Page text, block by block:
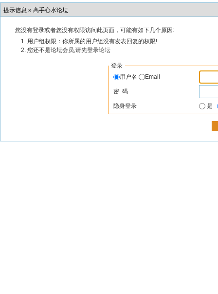
提示信息 » 高手心水论坛
您没有登录或者您没有权限访问此页面，可能有如下几个原因:
用户组权限：你所属的用户组没有发表回复的权限!
您还不是论坛会员,请先登录论坛
登录
用户名
Email
密 码
隐身登录 是